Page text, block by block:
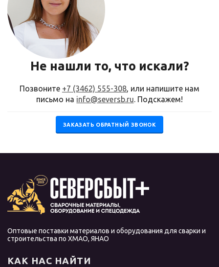
Не нашли то, что искали?
Позвоните +7 (3462) 555-308, или напишите нам
письмо на info@seversb.ru. Подскажем!
ЗАКАЗАТЬ ОБРАТНЫЙ ЗВОНОК
Оптовые поставки материалов и оборудования для сварки и
строительства по ХМАО, ЯНАО
КАК НАС НАЙТИ